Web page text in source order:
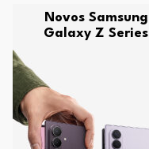
Novos Samsung
Galaxy Z Series